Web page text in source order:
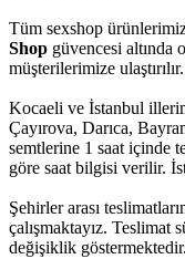
Tüm sexshop
Shop güvencesi altında
müşterilerimize ulaştırılır.
Kocaeli ve İstanbul
Çayırova, Darıca,
semtlerine 1 saat içinde
göre saat bilgisi verilir.
Şehirler arası
çalışmaktayız. Teslimat
değişiklik göstermektedir.